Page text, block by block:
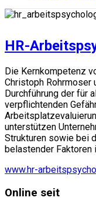
HR-
Die Kernkompetenz
Christoph Rohrmoser
Durchführung der für
verpflichtenden
unterstützen
Strukturen sowie bei
belastender Faktoren
www.hr-
Online seit